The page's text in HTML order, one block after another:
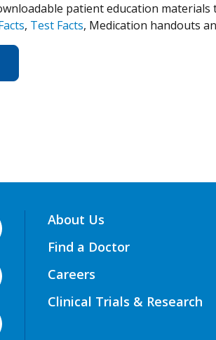
patient education
, Test Facts, Medication handouts
About Us
Find a Doctor
Careers
Clinical Trials & Research